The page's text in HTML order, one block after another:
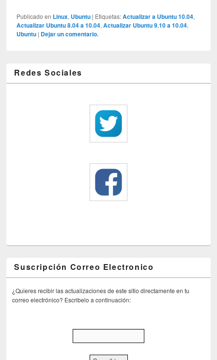
Publicado en Linux, Ubuntu | Etiquetas: Actualizar a Ubuntu 10.04,
Actualizar Ubuntu 8.04 a 10.04,Actualizar Ubuntu 9.10 a 10.04,
Ubuntu | Dejar un comentario.
Redes Sociales
Suscripción Correo Electronico
¿Quieres recibir las actualizaciones de este sitio directamente en tu
correo electrónico? Escribelo a continuación: